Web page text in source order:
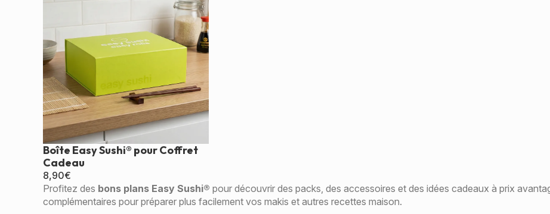
Boîte Easy Sushi® pour Coffret
Cadeau
8,90€
Profitez des bons plans Easy Sushi® pour découvrir des packs, des accessoires et des idées cadeaux à prix
complémentaires pour préparer plus facilement vos makis et autres recettes maison.